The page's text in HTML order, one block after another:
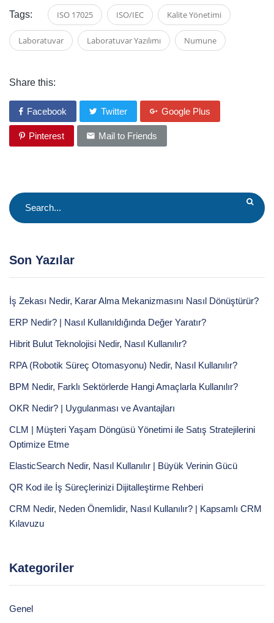
Tags: ISO 17025 ISO/IEC Kalite Yönetimi
Laboratuvar Laboratuvar Yazılımı Numune
Share this:
Facebook Twitter Google Plus
Pinterest Mail to Friends
Son Yazılar
İş Zekası Nedir, Karar Alma Mekanizmasını Nasıl Dönüştürür?
ERP Nedir? | Nasıl Kullanıldığında Değer Yaratır?
Hibrit Bulut Teknolojisi Nedir, Nasıl Kullanılır?
RPA (Robotik Süreç Otomasyonu) Nedir, Nasıl Kullanılır?
BPM Nedir, Farklı Sektörlerde Hangi Amaçlarla Kullanılır?
OKR Nedir? | Uygulanması ve Avantajları
CLM | Müşteri Yaşam Döngüsü Yönetimi ile Satış Stratejilerini
Optimize Etme
ElasticSearch Nedir, Nasıl Kullanılır | Büyük Verinin Gücü
QR Kod ile İş Süreçlerinizi Dijitalleştirme Rehberi
CRM Nedir, Neden Önemlidir, Nasıl Kullanılır? | Kapsamlı CRM
Kılavuzu
Kategoriler
Genel